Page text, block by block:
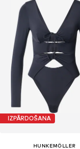
IZPĀRDOŠANA
HUNKEMÖLLER